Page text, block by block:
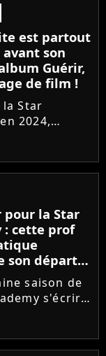
est partout
avant son
Guérir,
de film !
la Star
2024,
officialise
l'automne
album
parallèle, la
et
rejoindra
Harpo...
pour la Star
: cette prof
son départ,
assez
saison de
s'écrira
ses rangs.